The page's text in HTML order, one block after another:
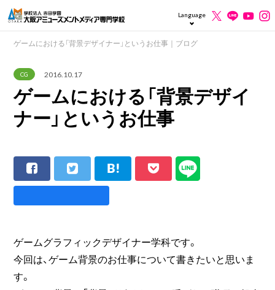
Language
ゲームにおける「背景デザイナー」というお仕事｜ブログ
CG 2016.10.17
ゲームにおける「背景デザイ
ナー」というお仕事
ゲームグラフィックデザイナー学科です。
今回は、ゲーム背景のお仕事について書きたいと思いま
す。